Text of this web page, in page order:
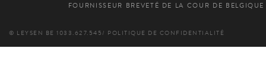
FOURNISSEUR BREVETÉ DE LA COUR DE BELGIQUE
© LEYSEN BE 1033.627.545 / POLITIQUE DE CONFIDENTIALITÉ